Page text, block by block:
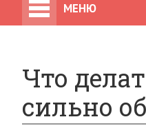
МЕНЮ
Что
сильно